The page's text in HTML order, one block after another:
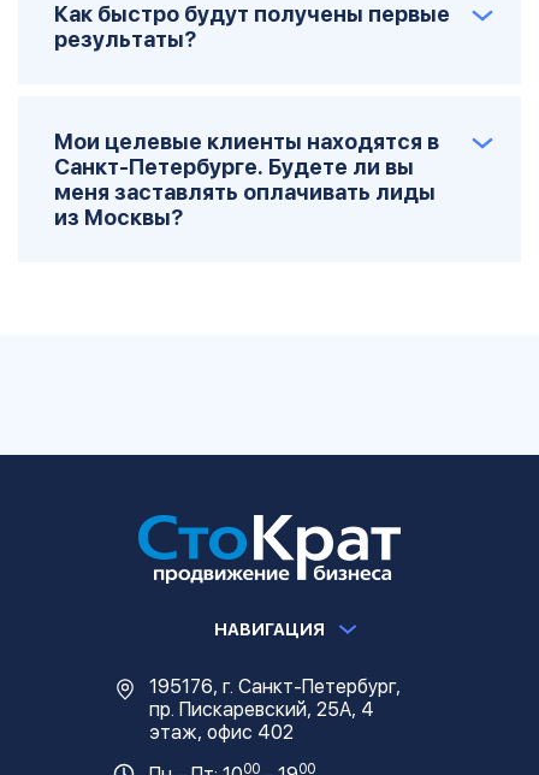
Как быстро будут получены первые
результаты?
Мои целевые клиенты находятся в
Санкт-Петербурге. Будете ли вы
меня заставлять оплачивать лиды
из Москвы?
НАВИГАЦИЯ
195176, г. Санкт-Петербург,
пр. Пискаревский, 25А, 4
этаж, офис 402
00 00